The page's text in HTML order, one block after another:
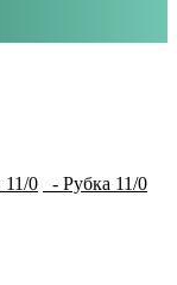
0 - Рубка 11/0